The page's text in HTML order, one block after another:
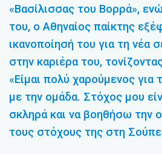
«Βασίλισσας του Βορρά»,
του, ο Αθηναίος παίκτης
ικανοποίησή του για τη νέα
στην καριέρα του,
«Είμαι πολύ χαρούμενος για
με την ομάδα. Στόχος μου
σκληρά και να βοηθήσω την
τους στόχους της στη